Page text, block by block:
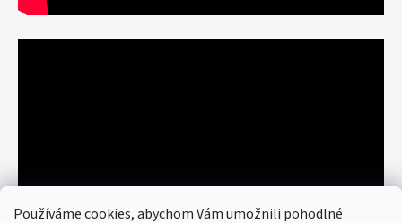
Používáme cookies, abychom Vám umožnili pohodlné